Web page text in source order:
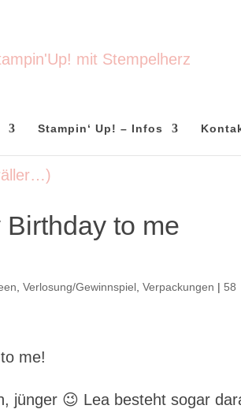
Stampin‘ Up! – Infos
to me
,Verlosung/Gewinnspiel ,Verpackungen | 58
me!
😉 Lea besteht sogar